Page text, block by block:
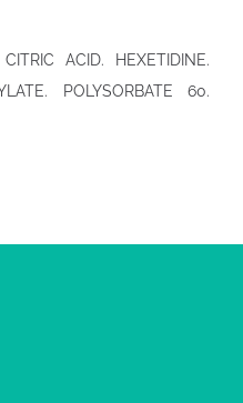
ACID. HEXETIDINE.
POLYSORBATE 60.